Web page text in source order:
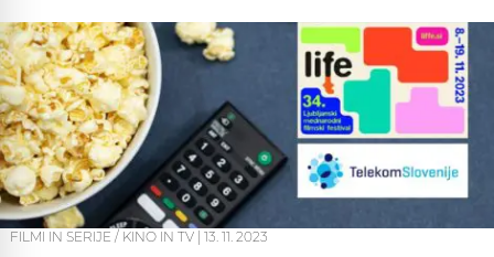
FILMI IN SERIJE / KINO IN TV | 13. 11. 2023